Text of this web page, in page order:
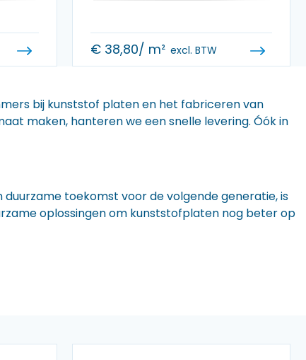
€ 38,80/ m² excl. BTW
bij kunststof platen en het fabriceren van
maken, hanteren we een snelle levering. Óók in
toekomst voor de volgende generatie, is
oplossingen om kunststofplaten nog beter op